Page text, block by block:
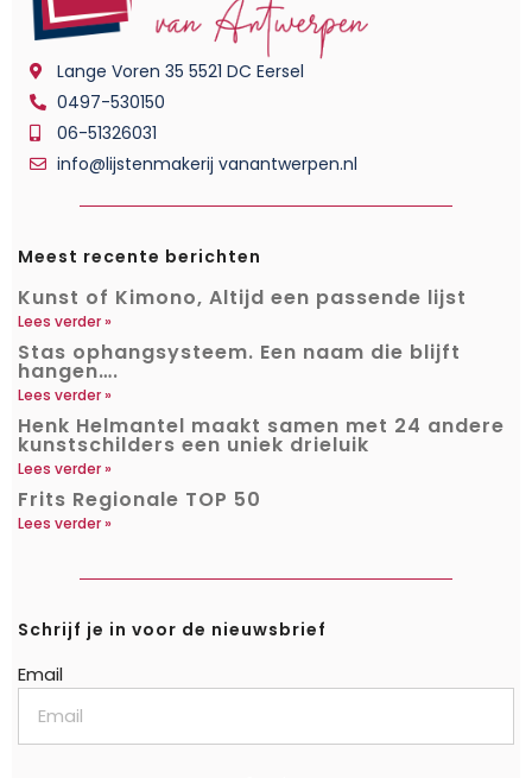
Lange Voren 35 5521 DC Eersel
0497-530150
06-51326031
info@lijstenmakerij vanantwerpen.nl
Meest recente berichten
Kunst of Kimono, Altijd een passende lijst
Lees verder »
Stas ophangsysteem. Een naam die blijft
hangen….
Lees verder »
Henk Helmantel maakt samen met 24 andere
kunstschilders een uniek drieluik
Lees verder »
Frits Regionale TOP 50
Lees verder »
Schrijf je in voor de nieuwsbrief
Email